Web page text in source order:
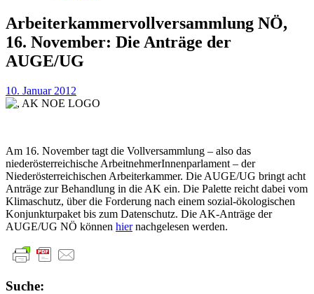
Arbeiterkammervollversammlung NÖ,
16. November: Die Anträge der
AUGE/UG
10. Januar 2012
Am 16. November tagt die Vollversammlung – also das
niederösterreichische ArbeitnehmerInnenparlament – der
Niederösterreichischen Arbeiterkammer. Die AUGE/UG bringt acht
Anträge zur Behandlung in die AK ein. Die Palette reicht dabei vom
Klimaschutz, über die Forderung nach einem sozial-ökologischen
Konjunkturpaket bis zum Datenschutz. Die AK-Anträge der
AUGE/UG NÖ können hiernachgelesen werden.
Suche: